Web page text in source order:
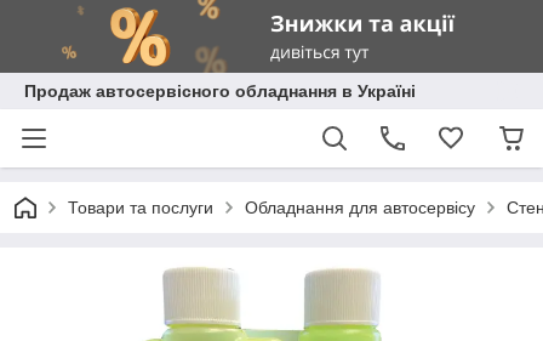
Продаж автосервісного обладнання в Україні
Товари та послуги Обладнання для автосервісу